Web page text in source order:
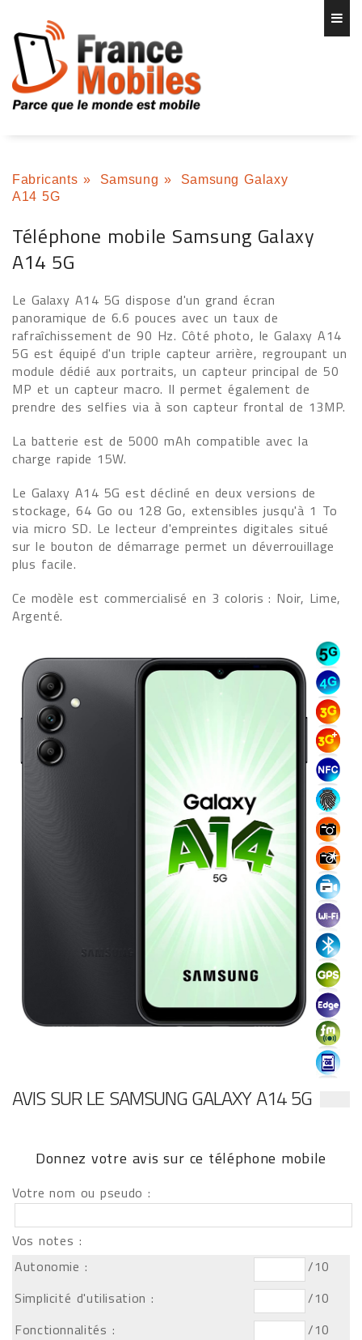
Fabricants » Samsung »
Samsung Galaxy
A14 5G
Téléphone mobile Samsung Galaxy
A14 5G
Le Galaxy A14 5G dispose d'un grand écran
panoramique de 6.6 pouces avec un taux de
rafraîchissement de 90 Hz. Côté photo, le Galaxy A14
5G est équipé d'un triple capteur arrière, regroupant un
module dédié aux portraits, un capteur principal de 50
MP et un capteur macro. Il permet également de
prendre des selfies via à son capteur frontal de 13MP.
La batterie est de 5000 mAh compatible avec la
charge rapide 15W.
Le Galaxy A14 5G est décliné en deux versions de
stockage, 64 Go ou 128 Go, extensibles jusqu'à 1 To
via micro SD. Le lecteur d'empreintes digitales situé
sur le bouton de démarrage permet un déverrouillage
plus facile.
Ce modèle est commercialisé en 3 coloris : Noir, Lime,
Argenté.
AVIS SUR LE SAMSUNG GALAXY A14 5G
Donnez votre avis sur ce téléphone mobile
Votre nom ou pseudo :
Vos notes :
Autonomie :
/10
Simplicité d'utilisation :
/10
Fonctionnalités :
/10